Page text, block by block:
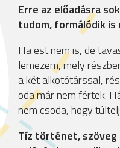
Erre az előadásra
tudom, formálódik
Ha est nem is, de
lemezem, mely
a két alkotótárssal,
oda már nem fértek.
nem csoda, hogy
Tíz történet, szöveg